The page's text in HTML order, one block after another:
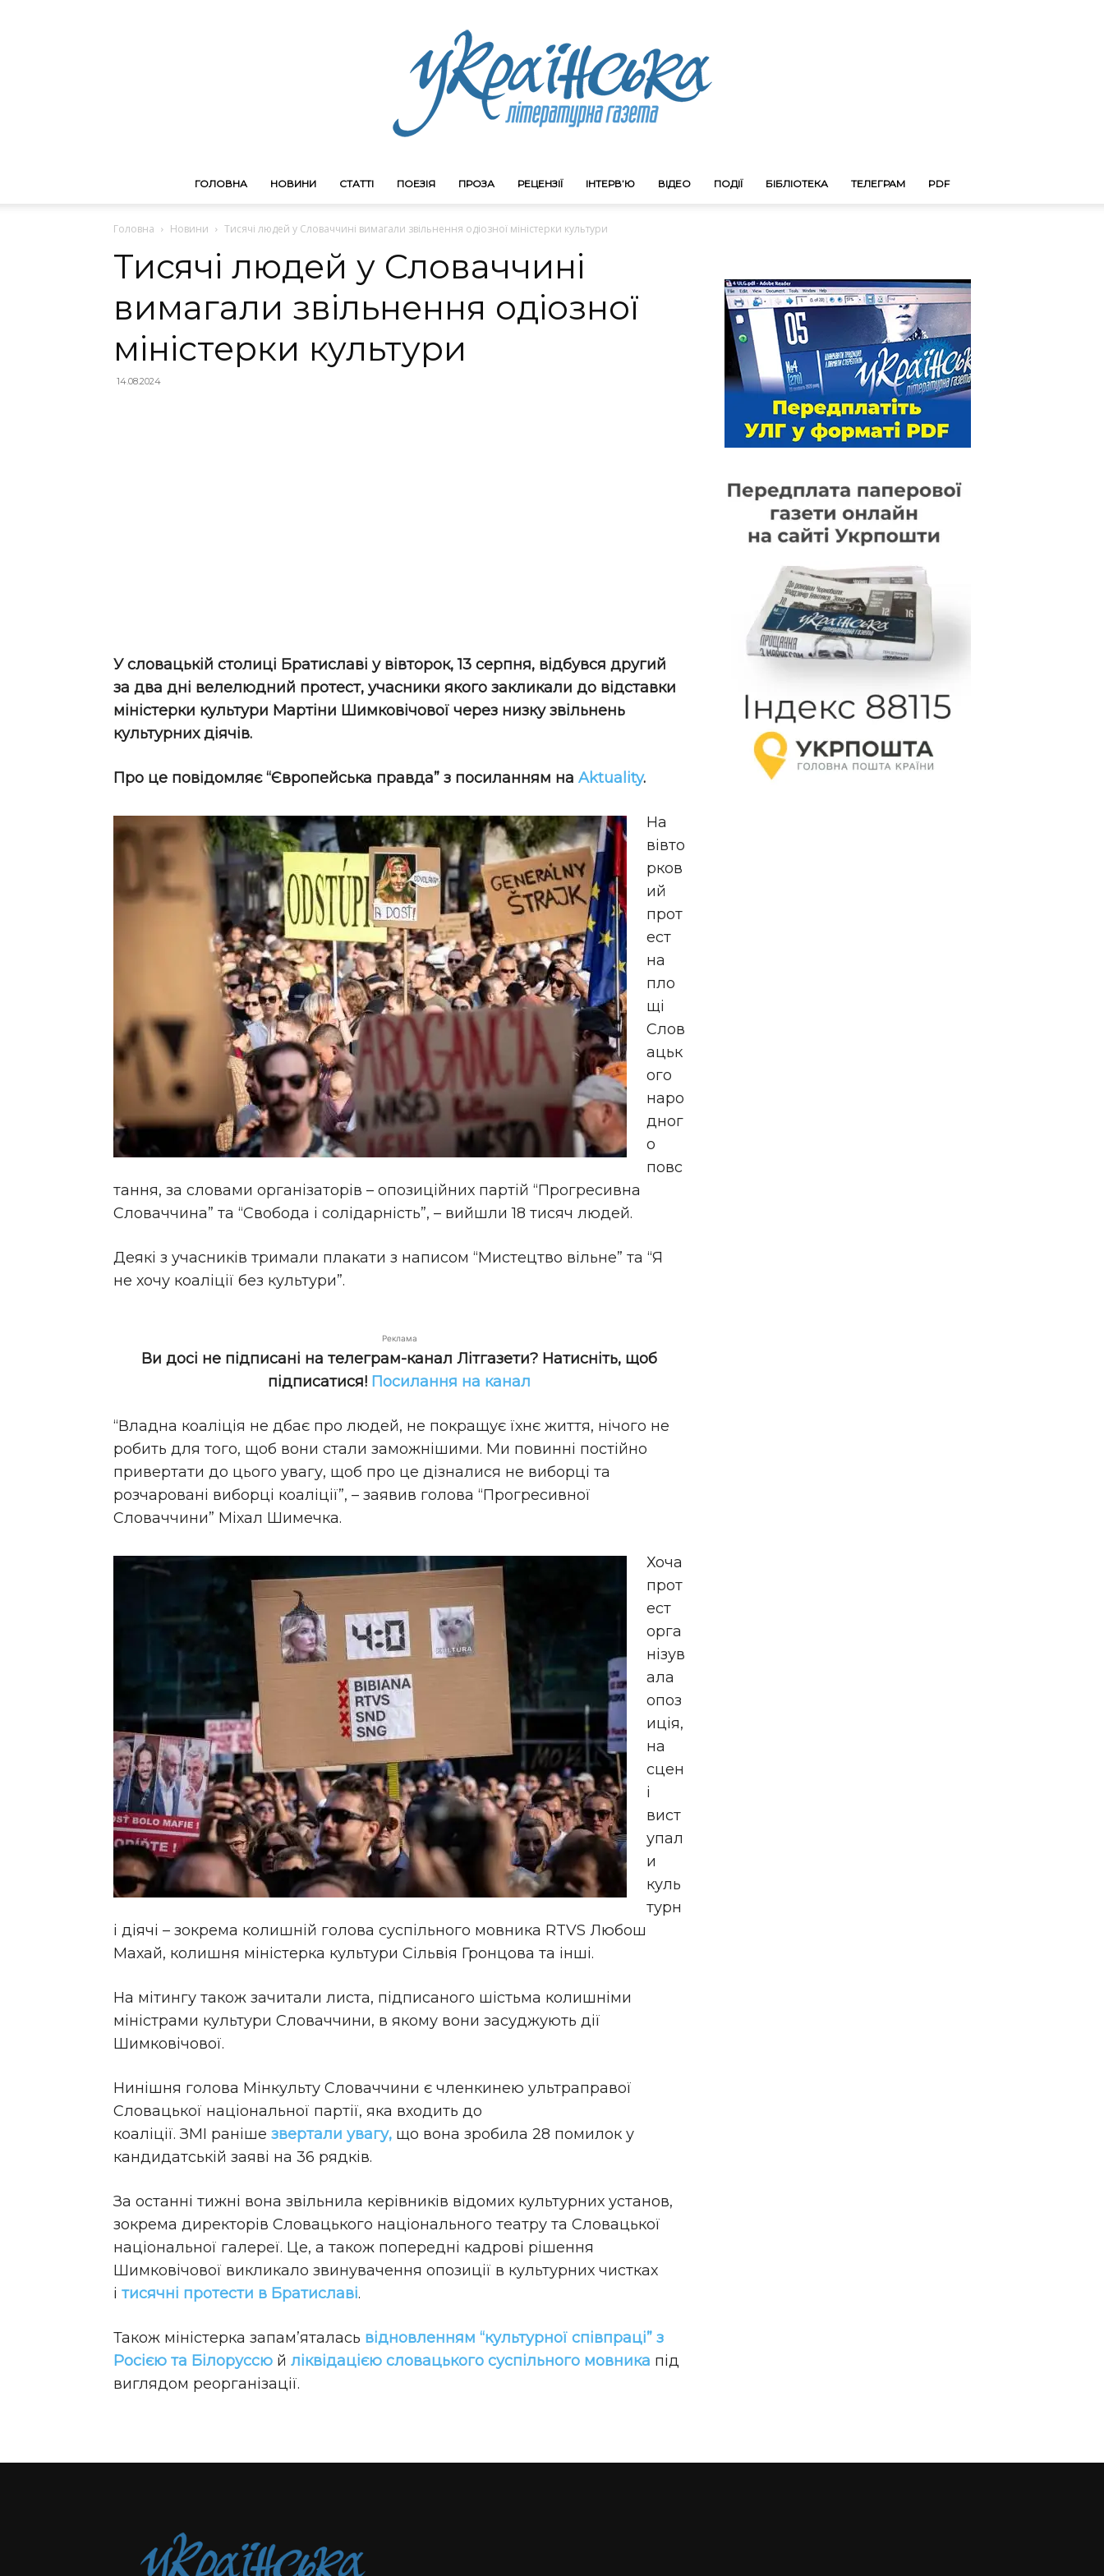
ГОЛОВНА НОВИНИ СТАТТІ ПОЕЗІЯ ПРОЗА РЕЦЕНЗІЇ ІНТЕРВ’Ю ВІДЕО ПОДІЇ БІБЛІОТЕКА ТЕЛЕГРАМ PDF
Головна Новини Тисячі людей у Словаччині вимагали звільнення одіозної міністерки культури
Тисячі людей у Словаччині
вимагали звільнення одіозної
міністерки культури
14.08.2024
У словацькій столиці Братиславі у вівторок, 13 серпня, відбувся другий
за два дні велелюдний протест, учасники якого закликали до відставки
міністерки культури Мартіни Шимковічової через низку звільнень
культурних діячів.
Про це повідомляє “Європейська правда” з посиланням на Aktuality.
На
вівто
рков
ий
прот
ест
на
пло
щі
Слов
ацьк
ого
наро
дног
о
повс
тання, за словами організаторів – опозиційних партій “Прогресивна
Словаччина” та “Свобода і солідарність”, – вийшли 18 тисяч людей.
Деякі з учасників тримали плакати з написом “Мистецтво вільне” та “Я
не хочу коаліції без культури”.
Реклама
Ви досі не підписані на телеграм-канал Літгазети? Натисніть, щоб
підписатися! Посилання на канал
“Владна коаліція не дбає про людей, не покращує їхнє життя, нічого не
робить для того, щоб вони стали заможнішими. Ми повинні постійно
привертати до цього увагу, щоб про це дізналися не виборці та
розчаровані виборці коаліції”, – заявив голова “Прогресивної
Словаччини” Міхал Шимечка.
Хоча
прот
ест
орга
нізув
ала
опоз
иція,
на
сцен
і
вист
упал
и
куль
турн
і діячі – зокрема колишній голова суспільного мовника RTVS Любош
Махай, колишня міністерка культури Сільвія Гронцова та інші.
На мітингу також зачитали листа, підписаного шістьма колишніми
міністрами культури Словаччини, в якому вони засуджують дії
Шимковічової.
Нинішня голова Мінкульту Словаччини є членкинею ультраправої
Словацької національної партії, яка входить до
коаліції. ЗМІ раніше звертали увагу, що вона зробила 28 помилок у
кандидатській заяві на 36 рядків.
За останні тижні вона звільнила керівників відомих культурних установ,
зокрема директорів Словацького національного театру та Словацької
національної галереї. Це, а також попередні кадрові рішення
Шимковічової викликало звинувачення опозиції в культурних чистках
і тисячні протести в Братиславі.
Також міністерка запам’яталась відновленням “культурної співпраці” з
Росією та Білоруссю й ліквідацією словацького суспільного мовника під
виглядом реорганізації.